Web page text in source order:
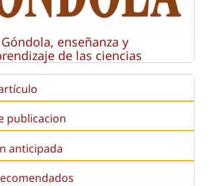
Góndola, enseñanza y
de las ciencias
publicacion
anticipada